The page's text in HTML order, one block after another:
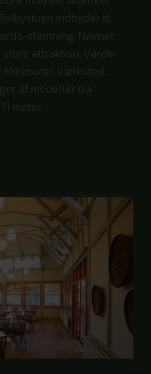
indbyder til
stemning. Navnet
attraktion, Varde
Minimurer-værksted.
af modeller fra
meter.